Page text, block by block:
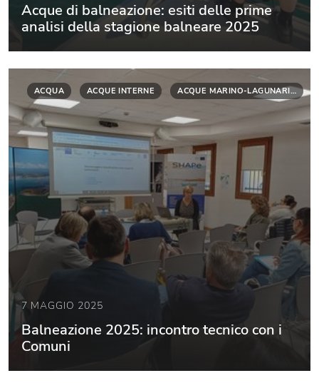
Acque di balneazione: esiti delle prime
analisi della stagione balneare 2025
ACQUA ACQUE INTERNE ACQUE MARINO-LAGUNARI…
7 MAGGIO 2025
Balneazione 2025: incontro tecnico con i
Comuni